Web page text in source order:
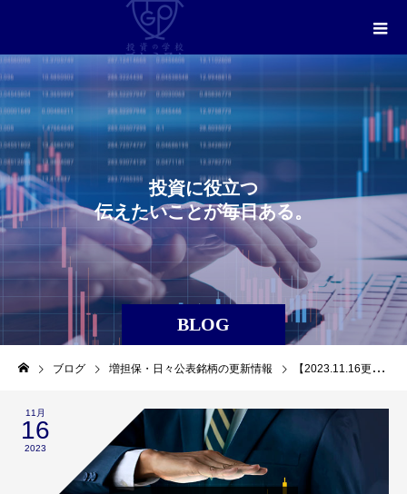
BLOG
投資に役立つ
伝え たいことが毎日ある。
ブログ 増担保・日々公表銘柄の更新情報 【2023.11.16更新】信用取引に関する日々公表等
11月
16
2023